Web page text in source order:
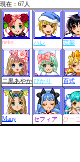
現在：67人
neko ハレ 琉架
二黒あやか ぴかり 百式
Many セフィア ひーこ